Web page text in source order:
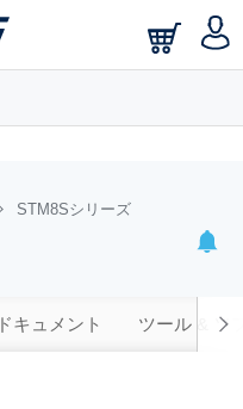
STM8Sシリーズ
ドキュメント ツール & ソ